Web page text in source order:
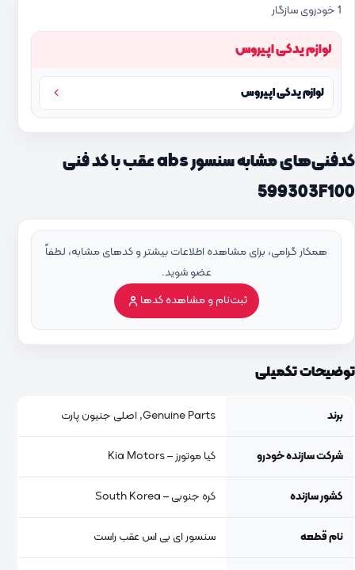
1 خودروی سازگار
لوازم یدکی اپیروس
لوازم یدکی اپیروس
کدفنی‌های مشابه سنسور abs عقب با کد فنی
599303F100
همکار گرامی، برای مشاهده اطلاعات بیشتر و کدهای مشابه، لطفاً
عضو شوید.
ثبت‌نام و مشاهده کدها
توضیحات تکمیلی
برند Genuine Parts, اصلی جنیون پارت
شرکت سازنده خودرو کیا موتورز – Kia Motors
کشور سازنده کره جنوبی – South Korea
نام قطعه سنسور ای بی اس عقب راست